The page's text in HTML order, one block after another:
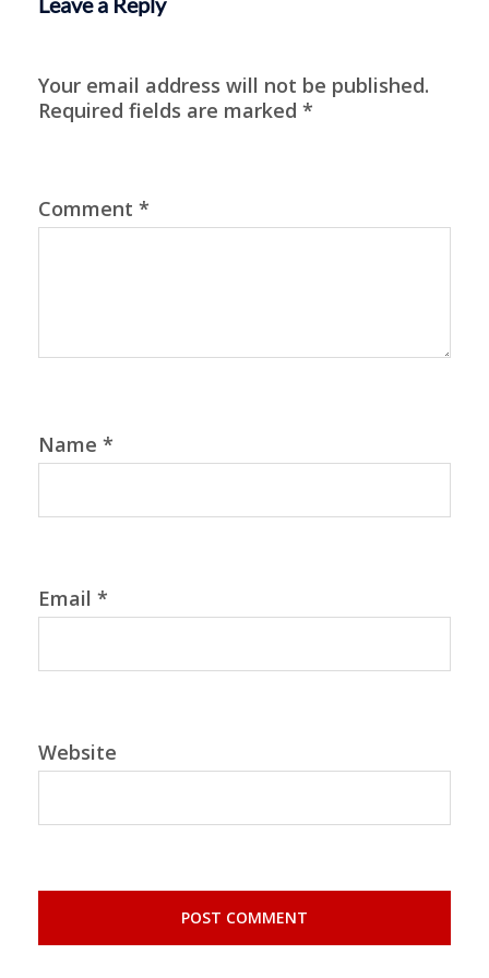
Your email address will not be published.
Required fields are marked *
Comment *
Name *
Email *
Website